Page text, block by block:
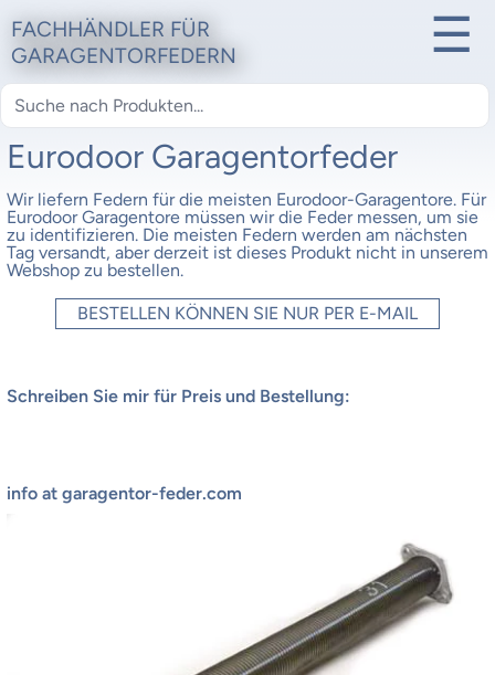
FACHHÄNDLER FÜR
GARAGENTORFEDERN
☰
Eurodoor Garagentorfeder
Wir liefern Federn für die meisten Eurodoor-Garagentore. Für
Eurodoor Garagentore müssen wir die Feder messen, um sie
zu identifizieren. Die meisten Federn werden am nächsten
Tag versandt, aber derzeit ist dieses Produkt nicht in unserem
Webshop zu bestellen.
BESTELLEN KÖNNEN SIE NUR PER E-MAIL
Schreiben Sie mir für Preis und Bestellung:
info at garagentor-feder.com